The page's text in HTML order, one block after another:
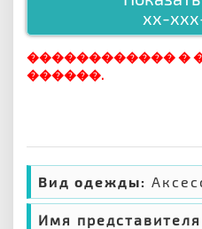
xx-
������������ �
������.
Вид одежды:
Имя